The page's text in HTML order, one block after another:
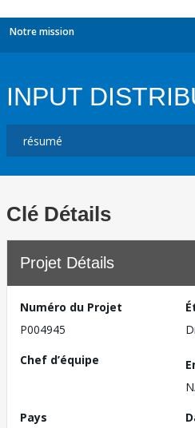
Notre mission
INPUT
Clé Détails
Projet Détails
Numéro du Projet
P004945
Chef d’équipe
Pays